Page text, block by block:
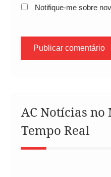
Notifique-me sobre
AC Notícias no
Tempo Real